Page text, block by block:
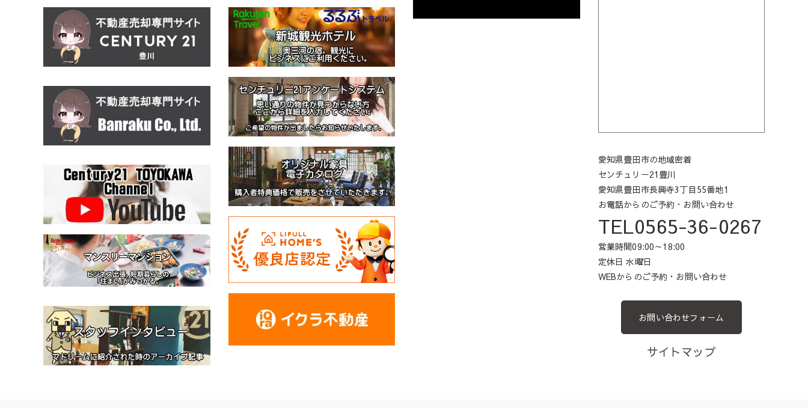
愛知県豊田市の地域密着
センチュリー21豊川
愛知県豊田市長興寺3丁目55番地1
お電話からのご予約・お問い合わせ
TEL0565-36-0267
営業時間09:00～18:00
定休日 水曜日
WEBからのご予約・お問い合わせ
お問い合わせフォーム
サイトマップ